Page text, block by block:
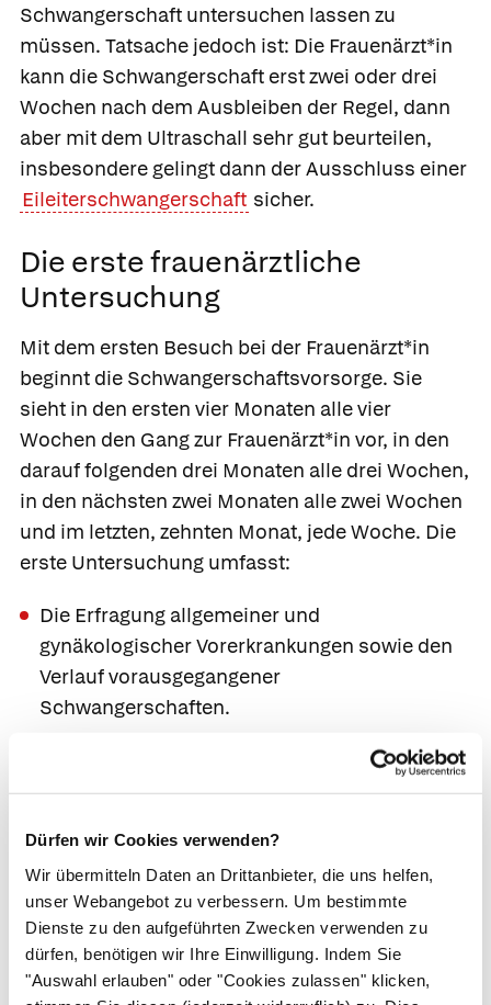
Dürfen wir Cookies verwenden?
Wir übermitteln Daten an Drittanbieter, die uns helfen,
unser Webangebot zu verbessern. Um bestimmte
Dienste zu den aufgeführten Zwecken verwenden zu
dürfen, benötigen wir Ihre Einwilligung. Indem Sie
"Auswahl erlauben" oder "Cookies zulassen" klicken,
Schwangerschaft untersuchen lassen zu
müssen. Tatsache jedoch ist: Die Frauenärzt*in
kann die Schwangerschaft erst zwei oder drei
Wochen nach dem Ausbleiben der Regel, dann
aber mit dem Ultraschall sehr gut beurteilen,
insbesondere gelingt dann der Ausschluss einer
Eileiterschwangerschaft sicher.
Die erste frauenärztliche
Untersuchung
Mit dem ersten Besuch bei der Frauenärzt*in
beginnt die Schwangerschaftsvorsorge. Sie
sieht in den ersten vier Monaten alle vier
Wochen den Gang zur Frauenärzt*in vor, in den
darauf folgenden drei Monaten alle drei Wochen,
in den nächsten zwei Monaten alle zwei Wochen
und im letzten, zehnten Monat, jede Woche. Die
erste Untersuchung umfasst:
Die Erfragung allgemeiner und
gynäkologischer Vorerkrankungen sowie den
Verlauf vorausgegangener
Schwangerschaften.
Geburtstermins nach der Naegele-Regel. Die
meisten Frauenärzt*innen benutzen dazu eine
kleine Drehscheibe, auf der sie nach Einstellen
des Datums der letzten Regelblutung den
Geburtstermin ablesen.
Die Erstberatung zu Ernährung, zu allgemeinen
Belastungen und zur Geburt (z. B.
Geburtsvorbereitungskurse,